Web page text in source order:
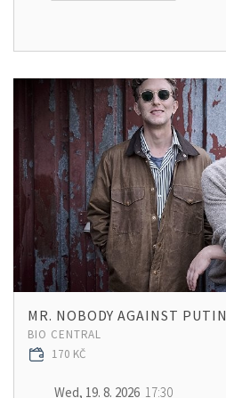
MR. NOBODY AGAINST PUTIN
BIO CENTRAL
170 KČ
Wed, 19. 8. 2026 17:30